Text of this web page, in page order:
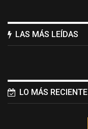
LAS MÁS LEÍDAS
LO MÁS RECIENTE